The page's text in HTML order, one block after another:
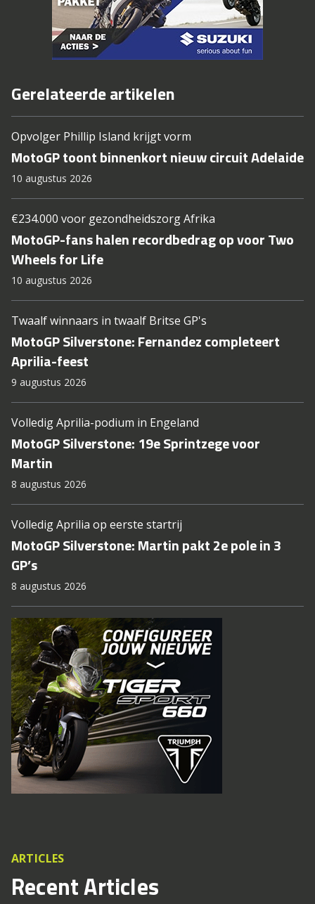
Gerelateerde artikelen
Opvolger Phillip Island krijgt vorm
MotoGP toont binnenkort nieuw circuit Adelaide
10 augustus 2026
€234.000 voor gezondheidszorg Afrika
MotoGP-fans halen recordbedrag op voor Two
Wheels for Life
10 augustus 2026
Twaalf winnaars in twaalf Britse GP's
MotoGP Silverstone: Fernandez completeert
Aprilia-feest
9 augustus 2026
Volledig Aprilia-podium in Engeland
MotoGP Silverstone: 19e Sprintzege voor
Martin
8 augustus 2026
Volledig Aprilia op eerste startrij
MotoGP Silverstone: Martin pakt 2e pole in 3
GP’s
8 augustus 2026
ARTICLES
Recent Articles